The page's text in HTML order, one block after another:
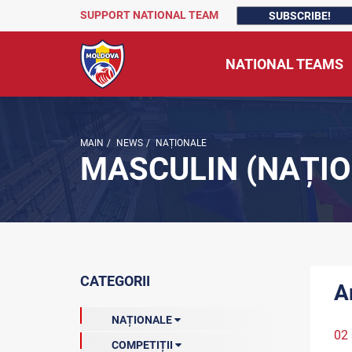
SUPPORT NATIONAL TEAM SUBSCRIBE!
NATIONAL TEAMS
MAIN / NEWS / NAȚIONALE
MASCULIN
CATEGORII
NAȚIONALE
COMPETIȚII
02